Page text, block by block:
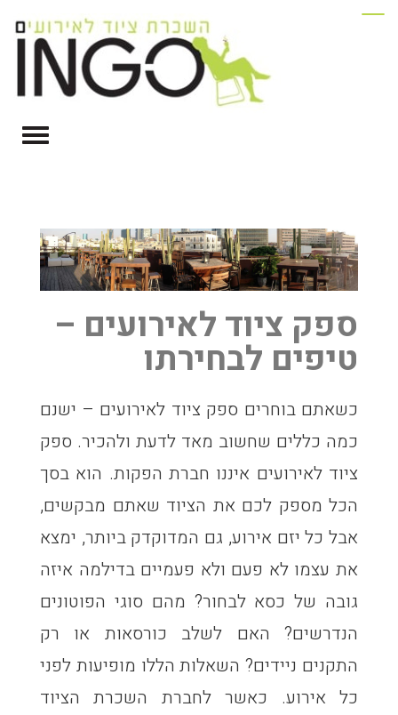
ספק ציוד לאירועים –
טיפים לבחירתו
כשאתם בוחרים ספק ציוד לאירועים – ישנם
כמה כללים שחשוב מאד לדעת ולהכיר. ספק
ציוד לאירועים איננו חברת הפקות. הוא בסך
הכל מספק לכם את הציוד שאתם מבקשים,
אבל כל יזם אירוע, גם המדוקדק ביותר, ימצא
את עצמו לא פעם ולא פעמיים בדילמה איזה
גובה של כסא לבחור? מהם סוגי הפוטונים
הנדרשים? האם לשלב כורסאות או רק
התקנים ניידים? השאלות הללו מופיעות לפני
כל אירוע. כאשר לחברת השכרת הציוד